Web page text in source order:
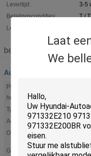
Laat
We
Levertijd:
3-5
Betalingscondities:
T /
Levering vermogen:
beschrijving
Autoac Filters
Plaats van
herkomst:
Type:
Cabinefilter
Automerk:
Hyundai
OE NO.:
Garantie:
60000 Mijlen